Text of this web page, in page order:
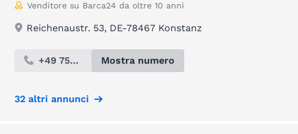
Venditore su Barca24 da oltre 10 anni
Reichenaustr. 53, DE-78467 Konstanz
+49 753... Mostra numero
32 altri annunci